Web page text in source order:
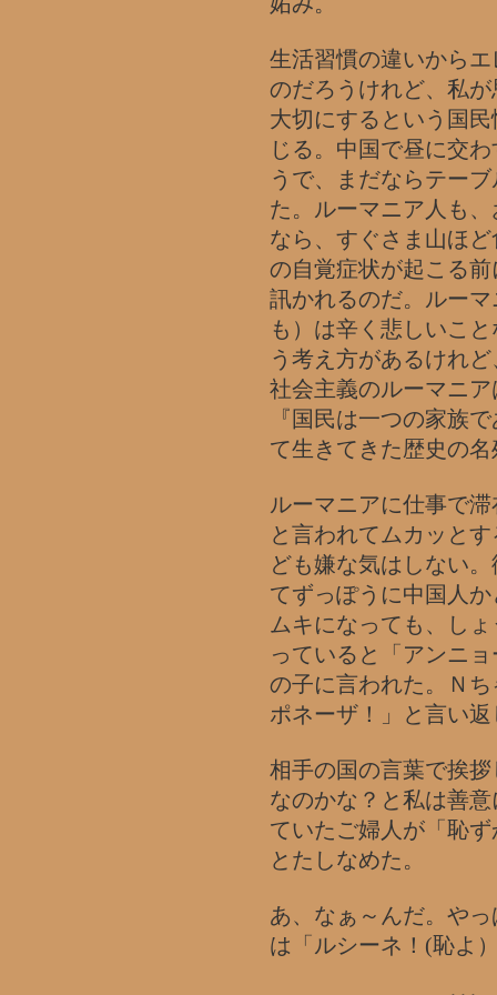
生活習慣の違いから
のだろうけれど、私
大切にするという国
じる。中国で昼に交
うで、まだならテー
た。ルーマニア人も
なら、すぐさま山ほ
の自覚症状が起こる
訊かれるのだ。ルー
も）は辛く悲しいこ
う考え方があるけれ
社会主義のルーマニ
『国民は一つの家族
て生きてきた歴史の
ルーマニアに仕事で
と言われてムカッと
ども嫌な気はしない
てずっぽうに中国人
ムキになっても、し
っていると「アンニ
の子に言われた。Ｎ
ポネーザ！」と言い
相手の国の言葉で挨
なのかな？と私は善
ていたご婦人が「恥
とたしなめた。
あ、なぁ～んだ。や
は「ルシーネ！(恥よ